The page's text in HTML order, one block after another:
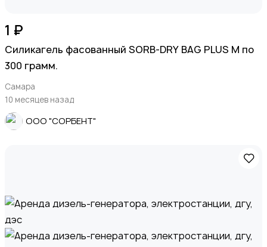
1 ₽
Силикагель фасованный SORB-DRY BAG PLUS M по
300 грамм.
Самара
10 месяцев назад
ООО "СОРБЕНТ"